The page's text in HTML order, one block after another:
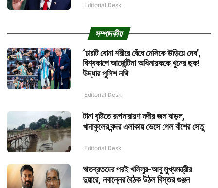
Editorial Desk
সম্পাদকীয়
‘চারটি বোমা শরীরে বেঁধে মেসিকে উড়িয়ে দেব’,
বিশ্বকাপে আর্জেন্টিনা অধিনায়ককে খুনের ছক!
উদ্ধার পুলিশ নথি
Editorial Desk
টানা বৃষ্টিতে রূপনারায়ণ নদীর জল বাড়ল,
খানাকুলের বন্দর এলাকায় ভেসে গেল বাঁশের সেতু
Editorial Desk
ঋতব্রতদের পরই খলিলুর-আবু মুখ্যমন্ত্রীর
দুয়ারে, নবান্নের বৈঠক উঠল বিস্তর গুঞ্জন